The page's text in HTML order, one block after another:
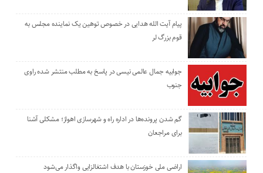
پیام آیت الله هدایی در خصوص توهین یک نماینده مجلس به
قوم بزرگ لر
جوابیه جمال عالمی نیسی در پاسخ به مطلب منتشر شده راوی
جنوب
گم شدن پرونده‌ها در اداره راه و شهرسازی اهواز؛ مشکلی آشنا
برای مراجعان
اراضی ملی خوزستان با هدف اشتغالزایی واگذار می‌شود